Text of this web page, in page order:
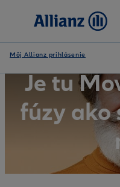
Môj Allianz prihlásenie
Je tu
fúzy ako